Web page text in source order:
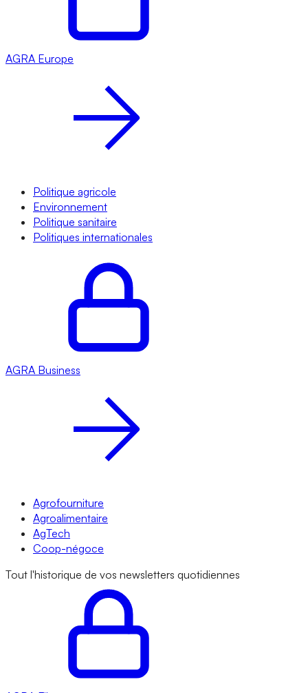
AGRA Europe
Politique agricole
Environnement
Politique sanitaire
Politiques internationales
AGRA Business
Agrofourniture
Agroalimentaire
AgTech
Coop-négoce
Tout l'historique de vos newsletters quotidiennes